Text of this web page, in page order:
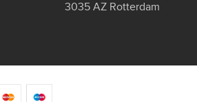
3035 AZ Rotterdam